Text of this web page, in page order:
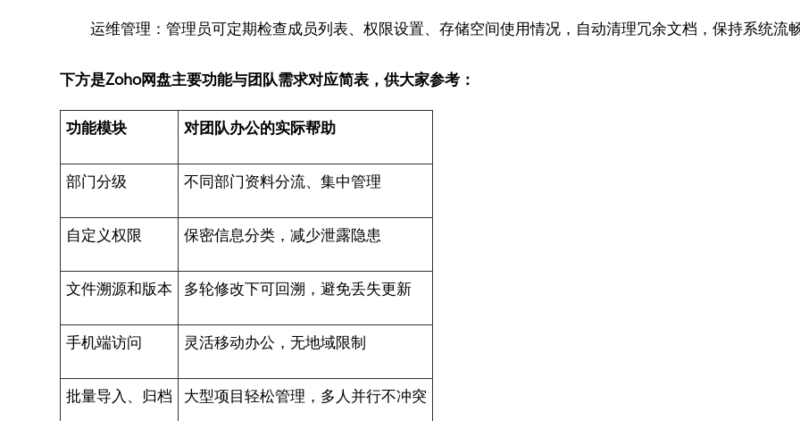
运维管理：管理员可定期检查成员列表、权限设置、存储空间使用情况，自动清理冗余文档，保持系统流
下方是Zoho网盘主要功能与团队需求对应简表，供大家参考：
功能模块 对团队办公的实际帮助
部门分级 不同部门资料分流、集中管理
自定义权限 保密信息分类，减少泄露隐患
文件溯源和版本 多轮修改下可回溯，避免丢失更新
手机端访问 灵活移动办公，无地域限制
批量导入、归档 大型项目轻松管理，多人并行不冲突